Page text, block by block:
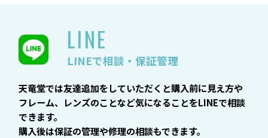
LINE
LINEで相談・保証管理
天竜堂では友達追加をしていただくと購入前に見え方や
フレーム、レンズのことなど気になることをLINEで相談
できます。
購入後は保証の管理や修理の相談もできます。